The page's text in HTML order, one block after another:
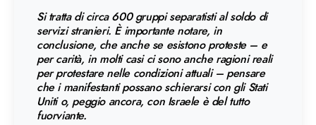
Si tratta di circa 600 gruppi separatisti al soldo di
servizi stranieri. È importante notare, in
conclusione, che anche se esistono proteste – e
per carità, in molti casi ci sono anche ragioni reali
per protestare nelle condizioni attuali – pensare
che i manifestanti possano schierarsi con gli Stati
Uniti o, peggio ancora, con Israele è del tutto
fuorviante.